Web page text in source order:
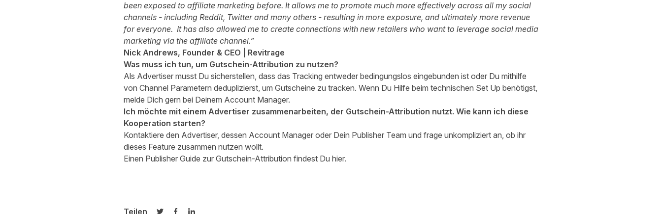
been exposed to affiliate marketing before. It allows me to promote much more effectively across all my social
channels - including Reddit, Twitter and many others - resulting in more exposure, and ultimately more revenue
for everyone. It has also allowed me to create connections with new retailers who want to leverage social media
marketing via the affiliate channel.”
Nick Andrews, Founder & CEO | Revitrage
Was muss ich tun, um Gutschein-Attribution zu nutzen?
Als Advertiser musst Du sicherstellen, dass das Tracking entweder bedingungslos eingebunden ist oder Du mithilfe
von Channel Parametern deduplizierst, um Gutscheine zu tracken. Wenn Du Hilfe beim technischen Set Up benötigst,
melde Dich gern bei Deinem Account Manager.
Ich möchte mit einem Advertiser zusammenarbeiten, der Gutschein-Attribution nutzt. Wie kann ich diese
Kooperation starten?
Kontaktiere den Advertiser, dessen Account Manager oder Dein Publisher Team und frage unkompliziert an, ob ihr
dieses Feature zusammen nutzen wollt.
Einen Publisher Guide zur Gutschein-Attribution findest Du hier.
Teilen